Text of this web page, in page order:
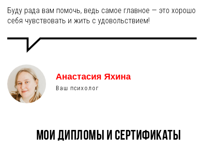
Буду рада вам помочь, ведь самое главное — это хорошо
себя чувствовать и жить с удовольствием!
Анастасия Яхина
Ваш психолог
Мои дипломы и сертификаты